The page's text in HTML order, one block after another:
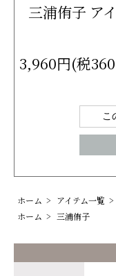
三浦侑子 ア
3,960円(税
こ
ホーム > アイテム一覧 >
ホーム > 三浦侑子